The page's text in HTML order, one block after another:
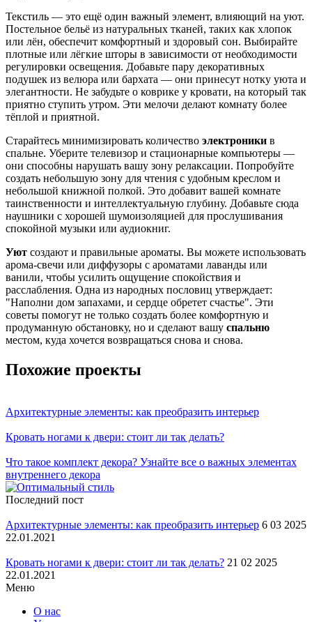
Текстиль — это ещё один важный элемент, влияющий на уют.
Постельное бельё из натуральных тканей, таких как хлопок
или лён, обеспечит комфортный и здоровый сон. Выбирайте
плотные или лёгкие шторы в зависимости от необходимости
регулировки освещения. Добавьте пару декоративных
подушек из велюра или бархата — они принесут нотку уюта и
элегантности. Не забудьте о коврике у кровати, на который так
приятно ступить утром. Эти мелочи делают комнату более
тёплой и приятной.
Старайтесь минимизировать количество электроники в
спальне. Уберите телевизор и стационарные компьютеры —
они способны нарушать вашу зону релаксации. Попробуйте
создать небольшую зону для чтения с удобным креслом и
небольшой книжной полкой. Это добавит вашей комнате
таинственности и интеллектуальную глубину. Добавьте сюда
наушники с хорошей шумоизоляцией для прослушивания
спокойной музыки или аудиокниг.
Уют создают и правильные ароматы. Вы можете использовать
арома-свечи или диффузоры с ароматами лаванды или
ванили, чтобы усилить ощущение спокойствия и
расслабления. Одна из народных пословиц утверждает:
"Наполни дом запахами, и сердце обретет счастье". Эти
советы помогут не только создать более комфортную и
продуманную обстановку, но и сделают вашу спальню
местом, куда хочется возвращаться снова и снова.
Похожие проекты
Архитектурные элементы: как преобразить интерьер
Кровать ногами к двери: стоит ли так делать?
Что такое комплект декора? Узнайте все о важных элементах
внутреннего декора
Последний пост
Архитектурные элементы: как преобразить интерьер 6 03 2025
22.01.2021
Кровать ногами к двери: стоит ли так делать? 21 02 2025
22.01.2021
Меню
О нас